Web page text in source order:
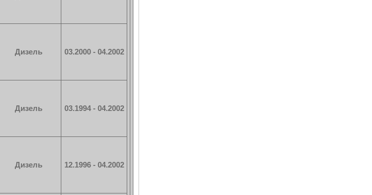
Дизель 03.2000 - 04.2002
Дизель 03.1994 - 04.2002
Дизель 12.1996 - 04.2002